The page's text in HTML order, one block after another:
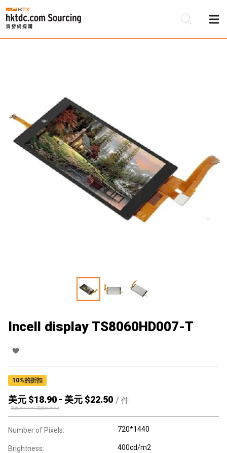
Incell display TS8060HD007-T
10%的折扣
美元 $18.90 - 美元 $22.50 / 件
美元 $21.00-美元 $25.00
Number of Pixels: 720*1440
Brightness: 400cd/m2